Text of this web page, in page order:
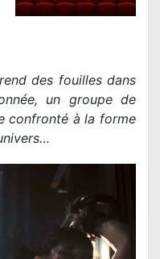
des fouilles dans
un groupe de
confronté à la forme